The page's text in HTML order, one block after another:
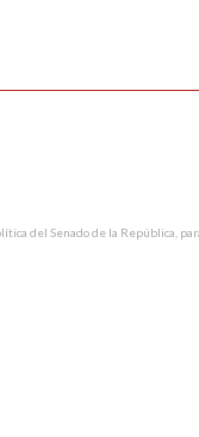
del Senado de la República,